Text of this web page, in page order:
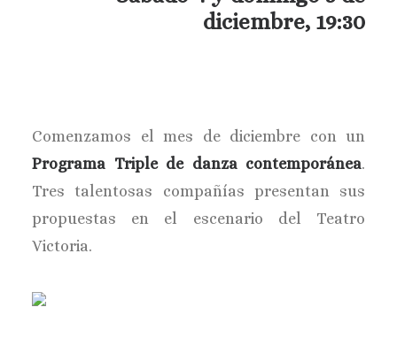
diciembre, 19:30
Comenzamos el mes de diciembre con un
Programa Triple de danza contemporánea.
Tres talentosas compañías presentan sus
propuestas en el escenario del Teatro
Victoria.